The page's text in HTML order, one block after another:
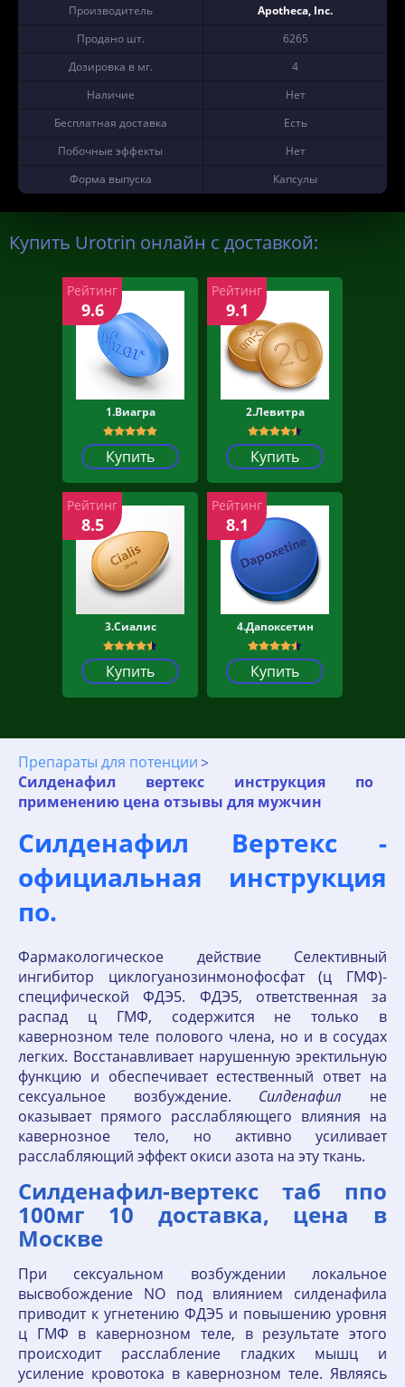
Производитель
Apotheca, Inc.
Продано шт.
6265
Дозировка в мг.
4
Наличие
Нет
Бесплатная доставка
Есть
Побочные эффекты
Нет
Форма выпуска
Капсулы
Купить Urotrin онлайн с доставкой:
1.Виагра
Купить
Рейтинг
9.6
2.Левитра
Купить
Рейтинг
9.1
3.Сиалис
Купить
Рейтинг
8.5
4.Дапоксетин
Купить
Рейтинг
8.1
Препараты для потенции
Силденафил вертекс инструкция по
применению цена отзывы для мужчин
Силденафил Вертекс -
официальная инструкция
по.
Фармакологическое действие Селективный
ингибитор циклогуанозинмонофосфат (ц ГМФ)-
специфической ФДЭ5. ФДЭ5, ответственная за
распад ц ГМФ, содержится не только в
кавернозном теле полового члена, но и в сосудах
легких. Восстанавливает нарушенную эректильную
функцию и обеспечивает естественный ответ на
сексуальное возбуждение. Силденафил не
оказывает прямого расслабляющего влияния на
кавернозное тело, но активно усиливает
расслабляющий эффект окиси азота на эту ткань.
Силденафил-вертекс таб ппо
100мг 10 доставка, цена в
Москве
При сексуальном возбуждении локальное
высвобождение NO под влиянием силденафила
приводит к угнетению ФДЭ5 и повышению уровня
ц ГМФ в кавернозном теле, в результате этого
происходит расслабление гладких мышц и
усиление кровотока в кавернозном теле. Являясь